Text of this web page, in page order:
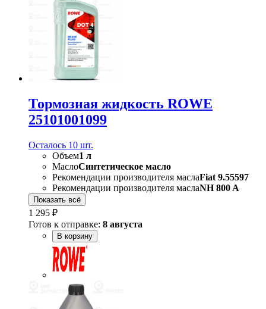
Тормозная жидкость ROWE
25101001099
Осталось 10 шт.
Объем1 л
МаслоСинтетическое масло
Рекомендации производителя маслаFiat 9.55597
Рекомендации производителя маслаNH 800 A
Показать всё
1 295 ₽
Готов к отправке: 8 августа
В корзину